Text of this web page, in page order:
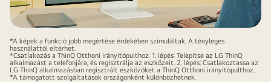
*A képek a funkció jobb megértése érdekében szimuláltak. A tényleges
használattól eltérhet.
*Csatlakozás a ThinQ Otthoni irányítópulthoz: 1. lépés: Telepítse az LG ThinQ
alkalmazást a telefonjára, és regisztrálja az eszközeit. 2. lépés: Csatlakoztassa az
LG ThinQ alkalmazásban regisztrált eszközöket a ThinQ Otthoni irányítópulthoz.
*A támogatott szolgáltatások országonként különbözhetnek.